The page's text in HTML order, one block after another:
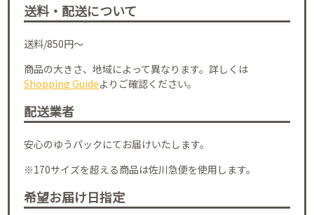
送料・配送について
送料/850円～
商品の大きさ、地域によって異なります。詳しくは
Shopping Guideよりご確認ください。
配送業者
安心のゆうパックにてお届けいたします。
※170サイズを超える商品は佐川急便を使用します。
希望お届け日指定